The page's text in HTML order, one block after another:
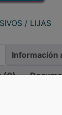
/ LIJAS
Información
(0)